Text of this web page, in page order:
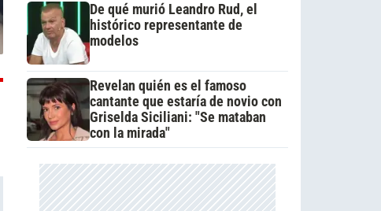
De qué murió Leandro Rud, el
histórico representante de
modelos
Revelan quién es el famoso
cantante que estaría de novio con
Griselda Siciliani: "Se mataban
con la mirada"